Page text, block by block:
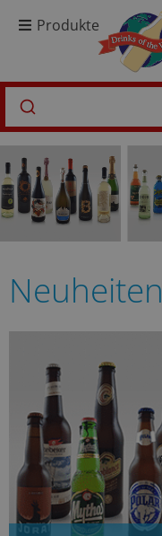
Produkte
Neuheiten